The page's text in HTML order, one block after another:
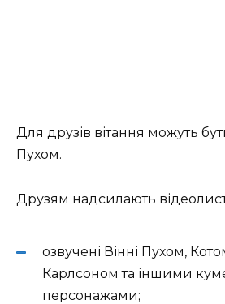
Для друзів вітання можуть
Пухом.
Друзям надсилають
озвучені Вінні Пухом,
Карлсоном та іншими
персонажами;